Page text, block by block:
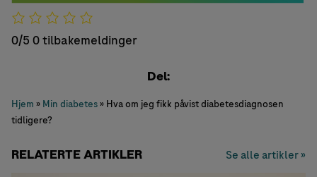
0/5 0 tilbakemeldinger
Del:
Hjem » Min diabetes» Hva om jeg fikk påvist diabetesdiagnosen
tidligere?
RELATERTE ARTIKLER Se alle artikler »